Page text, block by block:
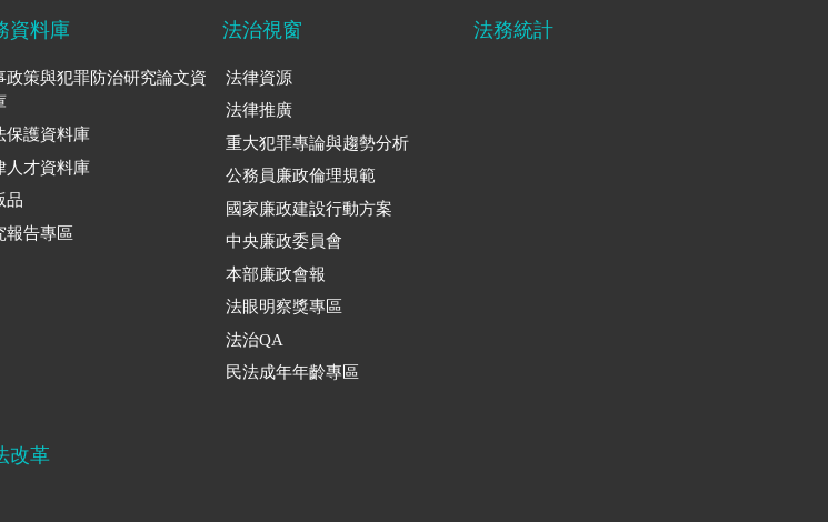
資料庫
政策與犯罪防治研究論文資
保護資料庫
人才資料庫
品
報告專區
法治視窗
法律資源
法律推廣
重大犯罪專論與趨勢分析
公務員廉政倫理規範
國家廉政建設行動方案
中央廉政委員會
本部廉政會報
法眼明察獎專區
法治QA
民法成年年齡專區
法務統計
改革